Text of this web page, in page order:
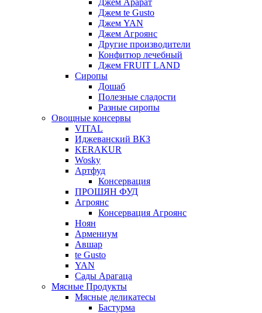
Джем Арарат
Джем te Gusto
Джем YAN
Джем Агроянс
Другие производители
Конфитюр лечебный
Джем FRUIT LAND
Сиропы
Дошаб
Полезные сладости
Разные сиропы
Овощные консервы
VITAL
Иджеванский ВКЗ
KERAKUR
Wosky
Артфуд
Консервация
ПРОШЯН ФУД
Агроянс
Консервация Агроянс
Ноян
Армениум
Авшар
te Gusto
YAN
Сады Арагаца
Мясные Продукты
Мясные деликатесы
Бастурма